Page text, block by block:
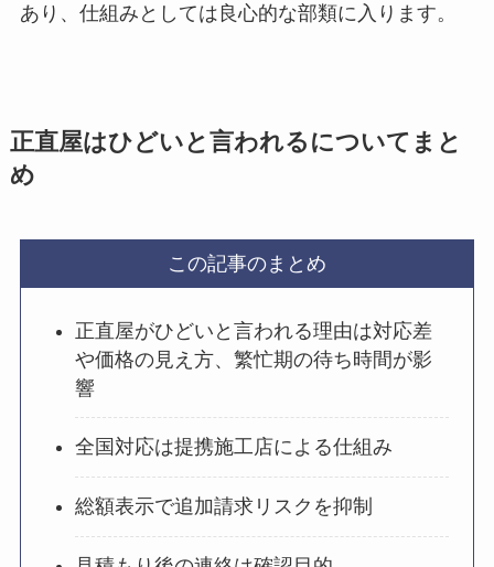
あり、仕組みとしては良心的な部類に入ります。
正直屋はひどいと言われるについてまと
め
この記事のまとめ
正直屋がひどいと言われる理由は対応差
や価格の見え方、繁忙期の待ち時間が影
響
全国対応は提携施工店による仕組み
総額表示で追加請求リスクを抑制